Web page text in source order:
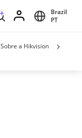
Brazil
PT
Sobre a Hikvision